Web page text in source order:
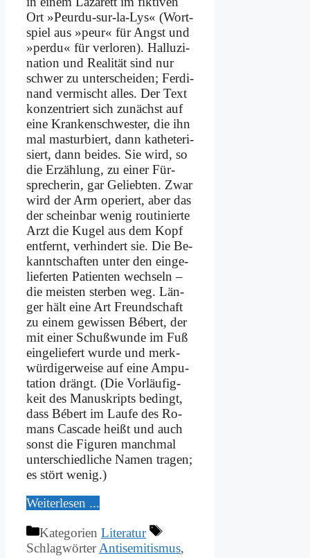
Ort »Peur­du-sur-la-Lys« (Wort­
spiel aus »peur« für Angst und
»per­du« für ver­lo­ren). Hal­lu­zi­
na­ti­on und Rea­li­tät sind nur
schwer zu un­ter­schei­den; Fer­di­
nand ver­mischt al­les. Der Text
kon­zen­triert sich zu­nächst auf
ei­ne Kran­ken­schwe­ster, die ihn
mal ma­stur­biert, dann ka­the­te­ri­
siert, dann bei­des. Sie wird, so
die Er­zäh­lung, zu ei­ner Für­
spre­che­rin, gar Ge­lieb­ten. Zwar
wird der Arm ope­riert, aber das
der schein­bar we­nig rou­ti­nier­te
Arzt die Ku­gel aus dem Kopf
ent­fernt, ver­hin­dert sie. Die Be­
kannt­schaf­ten un­ter den ein­ge­
lie­fer­ten Pa­ti­en­ten wech­seln –
die mei­sten ster­ben weg. Län­
ger hält ei­ne Art Freund­schaft
zu ei­nem ge­wis­sen Bé­bert, der
mit ei­ner Schuß­wun­de im Fuß
ein­ge­lie­fert wur­de und merk­
wür­di­ger­wei­se auf ei­ne Am­pu­
ta­ti­on drängt. (Die Vor­läu­fig­
keit des Ma­nu­skripts be­dingt,
dass Bé­bert im Lau­fe des Ro­
mans Cas­ca­de heißt und auch
sonst die Fi­gu­ren manch­mal
un­ter­schied­li­che Na­men tra­gen;
es stört we­nig.)
Wei­ter­le­sen ...
Kategorien Literatur
SchlagwörterAntisemitismus,